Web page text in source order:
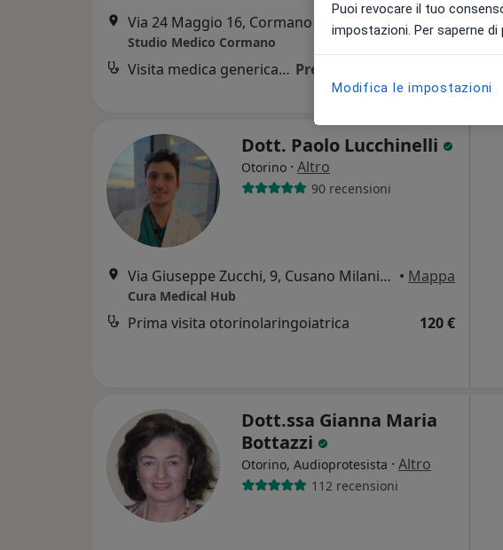
Via 24 Maggio 16, Cormano Mappa
Studio Medico Cormano
Visita medica generica in CONVENZIONE Prezzo non disponibile
Dott. Paolo Lucchinelli
Otorino · Altro
90 recensioni
Via Giuseppe Zucchi, 9, Cusano Milanino • Mappa
Cura Medical Hub
Prima visita otorinolaringoiatrica 120 €
Dott.ssa Gianna Maria
Bottazzi
Otorino, Audioprotesista · Altro
112 recensioni
Puoi revocare il tuo
impostazioni. Per saperne
Modifica le impostazioni